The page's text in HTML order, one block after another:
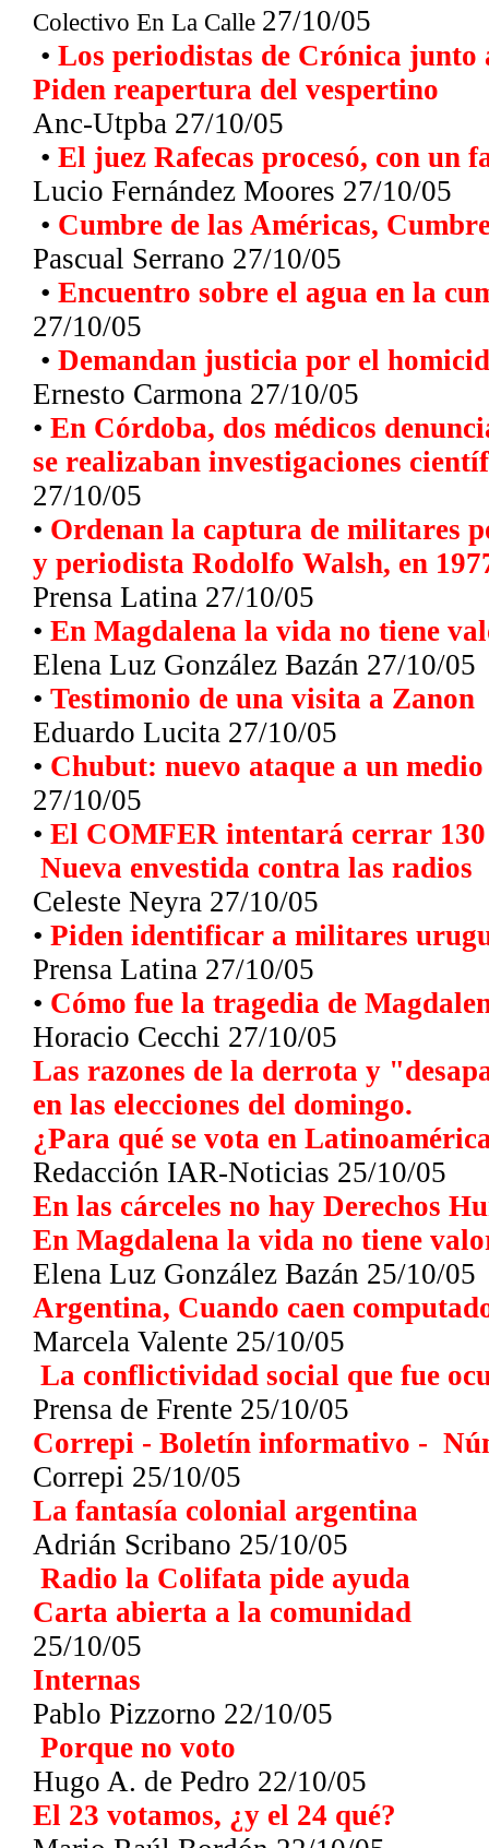
Colectivo En La Calle 27/10/05
• Los periodistas de Crónica junto
Piden reapertura del vespertino
Anc-Utpba 27/10/05
• El juez Rafecas procesó, con un
Lucio Fernández Moores 27/10/05
• Cumbre de las Américas,
Pascual Serrano 27/10/05
• Encuentro sobre el agua en la
27/10/05
• Demandan justicia por el
Ernesto Carmona 27/10/05
• En Córdoba, dos médicos
se realizaban investigaciones
27/10/05
• Ordenan la captura de militares
y periodista Rodolfo Walsh, en
Prensa Latina 27/10/05
• En Magdalena la vida no tiene
Elena Luz González Bazán 27/10/05
• Testimonio de una visita a Zanon
Eduardo Lucita 27/10/05
• Chubut: nuevo ataque a un
27/10/05
• El COMFER intentará cerrar 130
Nueva envestida contra las radios
Celeste Neyra 27/10/05
• Piden identificar a militares
Prensa Latina 27/10/05
• Cómo fue la tragedia de
Horacio Cecchi 27/10/05
Las razones de la derrota y
en las elecciones del domingo.
¿Para qué se vota en
Redacción IAR-Noticias 25/10/05
En las cárceles no hay Derechos
En Magdalena la vida no tiene
Elena Luz González Bazán 25/10/05
Argentina, Cuando caen
Marcela Valente 25/10/05
La conflictividad social que fue
Prensa de Frente 25/10/05
Correpi - Boletín informativo -
Correpi 25/10/05
La fantasía colonial argentina
Adrián Scribano 25/10/05
Radio la Colifata pide ayuda
Carta abierta a la comunidad
25/10/05
Internas
Pablo Pizzorno 22/10/05
Porque no voto
Hugo A. de Pedro 22/10/05
El 23 votamos, ¿y el 24 qué?